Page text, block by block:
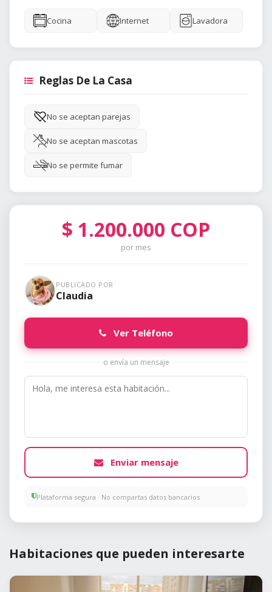
Cocina Internet Lavadora
Reglas De La Casa
No se aceptan parejas
No se aceptan mascotas
No se permite fumar
$ 1.200.000 COP
por mes
PUBLICADO POR
Claudia
Ver Teléfono
o envía un mensaje
Enviar mensaje
Plataforma segura · No compartas datos bancarios
Habitaciones que pueden interesarte